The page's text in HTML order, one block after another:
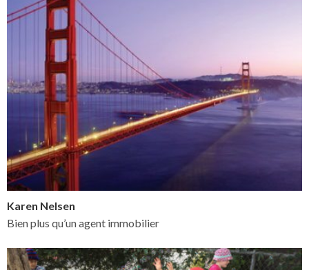
Karen Nelsen
Bien plus qu’un agent immobilier